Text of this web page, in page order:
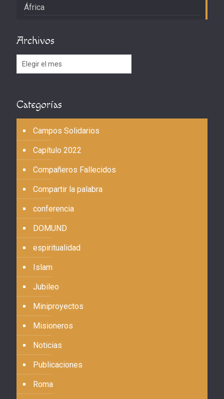
África
Archivos
Archivos
Categorías
Campos Solidarios
Capítulo 2022
Compañeros Fallecidos
Compartir la palabra
conferencia
DOMUND
espiritualidad
Islam
Jubileo
Miniproyectos
Misioneros
Noticias
Publicaciones
Roma